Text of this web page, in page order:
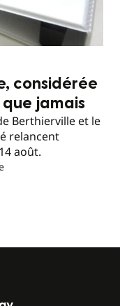
considérée
jamais
Berthierville et le
relancent
août.